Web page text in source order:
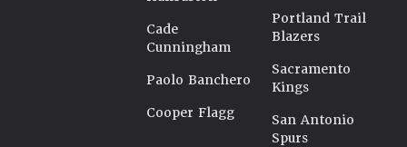
Cade
Cunningham
Paolo Banchero
Cooper Flagg
Portland Trail
Blazers
Sacramento
Kings
San Antonio
Spurs